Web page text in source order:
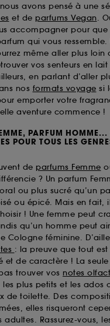
avons pensé à une
et de parfums Vegan.
accompagner pour que
qui vous ressemble.
même aller plus loin
vos senteurs en
en parlant d’aller
nos formats voyage si
emporter votre
aventure commence !
PARFUM HOMME...
POUR TOUS LES
de parfums Femme
? Un parfum
ou plus sucré qu’un
ou épicé. Mais en fait,
! Une femme peut
qu’un homme peut
Cologne féminine.
: la preuve que tout
et de caractère ! La
trouver vos notes
les plus petits et les ados
de toilette. Des
elles risqueront
adultes. Rassurez-vous,